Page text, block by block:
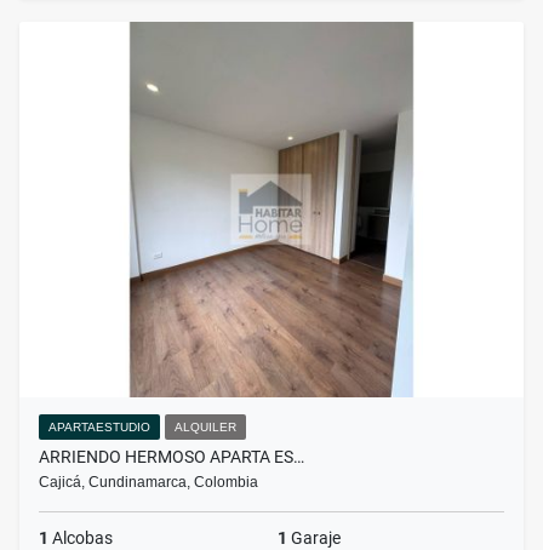
APARTAESTUDIO ALQUILER
ARRIENDO HERMOSO APARTA ES…
Cajicá, Cundinamarca, Colombia
1 Alcobas 1 Garaje